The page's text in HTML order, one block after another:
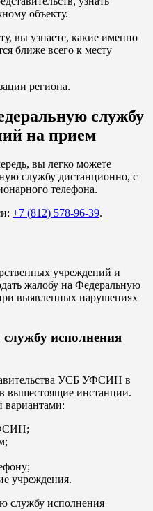
объекту.
вы узнаете, какие именно
ближе всего к месту
региона.
службу
на прием
вы легко можете
службу дистанционно, с
телефона.
+7 (812) 578-96-39.
учреждений и
жалобу на Федеральную
выявленных нарушениях
исполнения
УСБ УФСИН в
вышестоящие инстанции.
вариантами:
учреждения.